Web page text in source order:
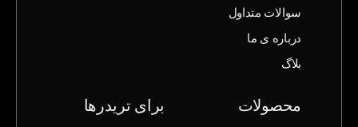
سوالات متداول
درباره ی ما
بلاگ
محصولات برای تریدرها